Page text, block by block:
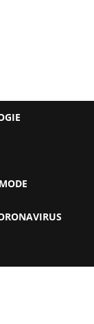
MODE